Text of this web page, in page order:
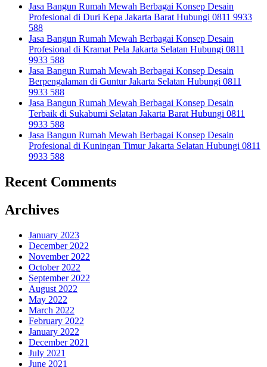
Jasa Bangun Rumah Mewah Berbagai Konsep Desain
Profesional di Duri Kepa Jakarta Barat Hubungi 0811 9933
588
Jasa Bangun Rumah Mewah Berbagai Konsep Desain
Profesional di Kramat Pela Jakarta Selatan Hubungi 0811
9933 588
Jasa Bangun Rumah Mewah Berbagai Konsep Desain
Berpengalaman di Guntur Jakarta Selatan Hubungi 0811
9933 588
Jasa Bangun Rumah Mewah Berbagai Konsep Desain
Terbaik di Sukabumi Selatan Jakarta Barat Hubungi 0811
9933 588
Jasa Bangun Rumah Mewah Berbagai Konsep Desain
Profesional di Kuningan Timur Jakarta Selatan Hubungi 0811
9933 588
Recent Comments
Archives
January 2023
December 2022
November 2022
October 2022
September 2022
August 2022
May 2022
March 2022
February 2022
January 2022
December 2021
July 2021
June 2021